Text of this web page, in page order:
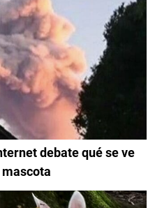
debate qué se ve